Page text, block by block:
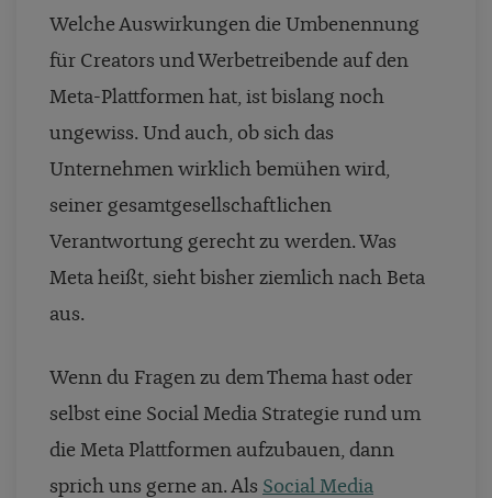
Welche Auswirkungen die Umbenennung
für Creators und Werbetreibende auf den
Meta-Plattformen hat, ist bislang noch
ungewiss. Und auch, ob sich das
Unternehmen wirklich bemühen wird,
seiner gesamtgesellschaftlichen
Verantwortung gerecht zu werden. Was
Meta heißt, sieht bisher ziemlich nach Beta
aus.
Wenn du Fragen zu dem Thema hast oder
selbst eine Social Media Strategie rund um
die Meta Plattformen aufzubauen, dann
sprich uns gerne an. Als Social Media